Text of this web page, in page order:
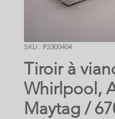
SKU : P2300404
Tiroir à
Whirlpool,
Maytag /